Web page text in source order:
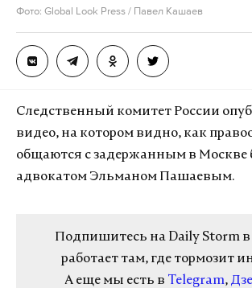
Фото: Global Look Press / Павел Кашаев
Следственный комитет России
видео, на котором видно, как
общаются с задержанным в
адвокатом Эльманом Пашаевым.
Подпишитесь на Daily Storm в
работает там, где тормозит
А еще мы есть в Telegram,